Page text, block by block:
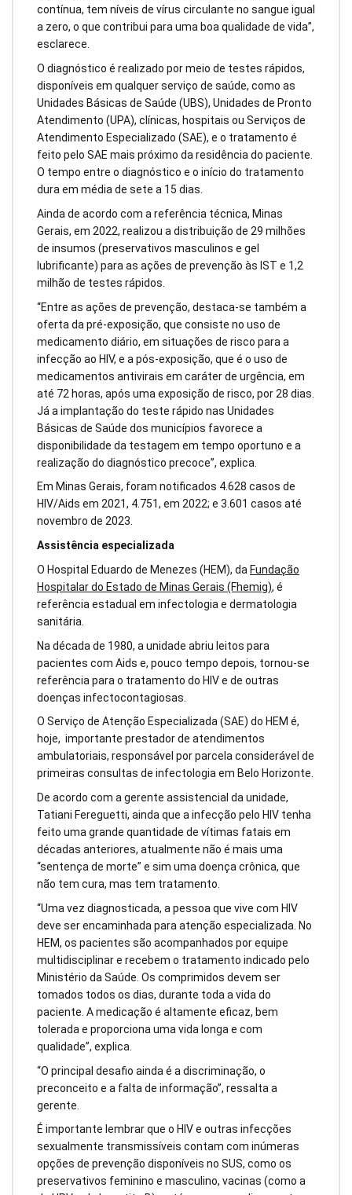
contínua, tem níveis de vírus circulante no sangue igual
a zero, o que contribui para uma boa qualidade de vida”,
esclarece.
O diagnóstico é realizado por meio de testes rápidos,
disponíveis em qualquer serviço de saúde, como as
Unidades Básicas de Saúde (UBS), Unidades de Pronto
Atendimento (UPA), clínicas, hospitais ou Serviços de
Atendimento Especializado (SAE), e o tratamento é
feito pelo SAE mais próximo da residência do paciente.
O tempo entre o diagnóstico e o início do tratamento
dura em média de sete a 15 dias.
Ainda de acordo com a referência técnica, Minas
Gerais, em 2022, realizou a distribuição de 29 milhões
de insumos (preservativos masculinos e gel
lubrificante) para as ações de prevenção às IST e 1,2
milhão de testes rápidos.
“Entre as ações de prevenção, destaca-se também a
oferta da pré-exposição, que consiste no uso de
medicamento diário, em situações de risco para a
infecção ao HIV, e a pós-exposição, que é o uso de
medicamentos antivirais em caráter de urgência, em
até 72 horas, após uma exposição de risco, por 28 dias.
Já a implantação do teste rápido nas Unidades
Básicas de Saúde dos municípios favorece a
disponibilidade da testagem em tempo oportuno e a
realização do diagnóstico precoce”, explica.
Em Minas Gerais, foram notificados 4.628 casos de
HIV/Aids em 2021, 4.751, em 2022; e 3.601 casos até
novembro de 2023.
Assistência especializada
O Hospital Eduardo de Menezes (HEM), da Fundação
Hospitalar do Estado de Minas Gerais (Fhemig), é
referência estadual em infectologia e dermatologia
sanitária.
Na década de 1980, a unidade abriu leitos para
pacientes com Aids e, pouco tempo depois, tornou-se
referência para o tratamento do HIV e de outras
doenças infectocontagiosas.
O Serviço de Atenção Especializada (SAE) do HEM é,
hoje, importante prestador de atendimentos
ambulatoriais, responsável por parcela considerável de
primeiras consultas de infectologia em Belo Horizonte.
De acordo com a gerente assistencial da unidade,
Tatiani Fereguetti, ainda que a infecção pelo HIV tenha
feito uma grande quantidade de vítimas fatais em
décadas anteriores, atualmente não é mais uma
“sentença de morte” e sim uma doença crônica, que
não tem cura, mas tem tratamento.
“Uma vez diagnosticada, a pessoa que vive com HIV
deve ser encaminhada para atenção especializada. No
HEM, os pacientes são acompanhados por equipe
multidisciplinar e recebem o tratamento indicado pelo
Ministério da Saúde. Os comprimidos devem ser
tomados todos os dias, durante toda a vida do
paciente. A medicação é altamente eficaz, bem
tolerada e proporciona uma vida longa e com
qualidade”, explica.
“O principal desafio ainda é a discriminação, o
preconceito e a falta de informação”, ressalta a
gerente.
É importante lembrar que o HIV e outras infecções
sexualmente transmissíveis contam com inúmeras
opções de prevenção disponíveis no SUS, como os
preservativos feminino e masculino, vacinas (como a